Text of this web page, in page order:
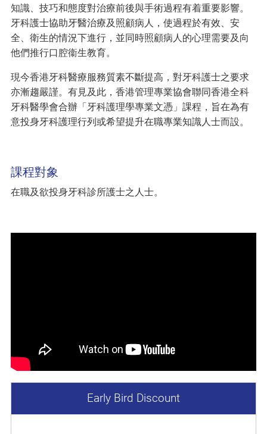
知識、技巧和態度對治療前後與手術過程有着重要影響。
牙科護士協助牙醫治療及照顧病人，使過程於有效、安
全、衛生的情況下進行，並同時照顧病人的心理需要及向
他們推行口腔衞生教育。
現今香港牙科醫療服務質素不斷提高，對牙科護士之要求
亦漸趨嚴謹。有見及此，香港管理專業協會聯同香港全科
牙科醫學會合辦「牙科護理學專業文憑」課程，旨在為有
意投身牙科護理行列或希望提升在職專業知識人士而設。
課程對象
在職及欲投身牙科診所護士之人士。
Early Bird Discount